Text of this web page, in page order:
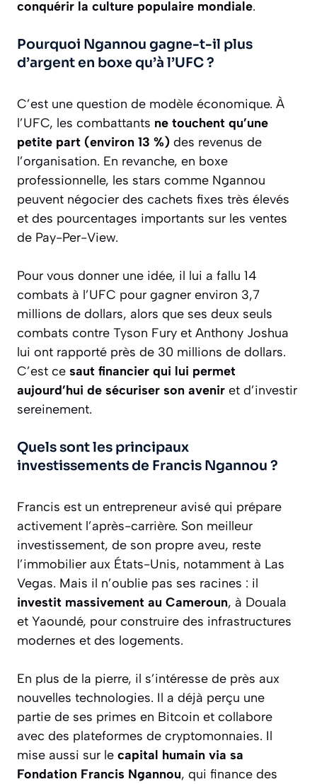
conquérir la culture populaire mondiale.
Pourquoi Ngannou gagne-t-il plus
d’argent en boxe qu’à l’UFC ?
C’est une question de modèle économique. À
l’UFC, les combattants ne touchent qu’une
petite part (environ 13 %) des revenus de
l’organisation. En revanche, en boxe
professionnelle, les stars comme Ngannou
peuvent négocier des cachets fixes très élevés
et des pourcentages importants sur les ventes
de Pay-Per-View.
Pour vous donner une idée, il lui a fallu 14
combats à l’UFC pour gagner environ 3,7
millions de dollars, alors que ses deux seuls
combats contre Tyson Fury et Anthony Joshua
lui ont rapporté près de 30 millions de dollars.
C’est ce saut financier qui lui permet
aujourd’hui de sécuriser son avenir et d’investir
sereinement.
Quels sont les principaux
investissements de Francis Ngannou ?
Francis est un entrepreneur avisé qui prépare
activement l’après-carrière. Son meilleur
investissement, de son propre aveu, reste
l’immobilier aux États-Unis, notamment à Las
Vegas. Mais il n’oublie pas ses racines : il
investit massivement au Cameroun, à Douala
et Yaoundé, pour construire des infrastructures
modernes et des logements.
En plus de la pierre, il s’intéresse de près aux
nouvelles technologies. Il a déjà perçu une
partie de ses primes en Bitcoin et collabore
avec des plateformes de cryptomonnaies. Il
mise aussi sur le capital humain via sa
Fondation Francis Ngannou, qui finance des